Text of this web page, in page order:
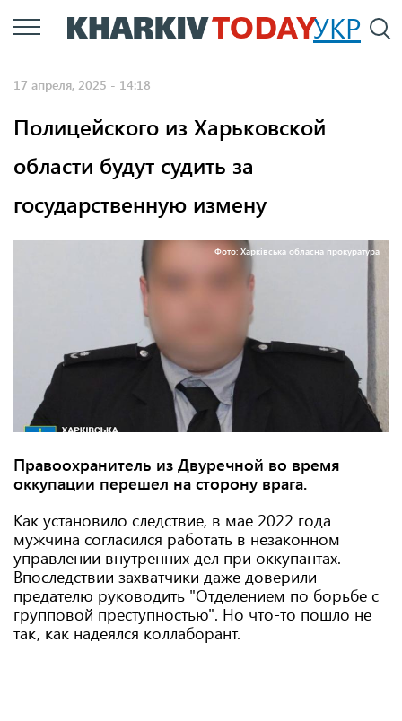
Перейти
к
УКР
17 апреля, 2025 - 14:18
Полицейского из Харьковской
области будут судить за
государственную измену
Фото: Харківська обласна прокуратура
Правоохранитель из Двуречной во время
оккупации перешел на сторону врага.
Как установило следствие, в мае 2022 года
мужчина согласился работать в незаконном
управлении внутренних дел при оккупантах.
Впоследствии захватчики даже доверили
предателю руководить "Отделением по борьбе с
групповой преступностью". Но что-то пошло не
так, как надеялся коллаборант.